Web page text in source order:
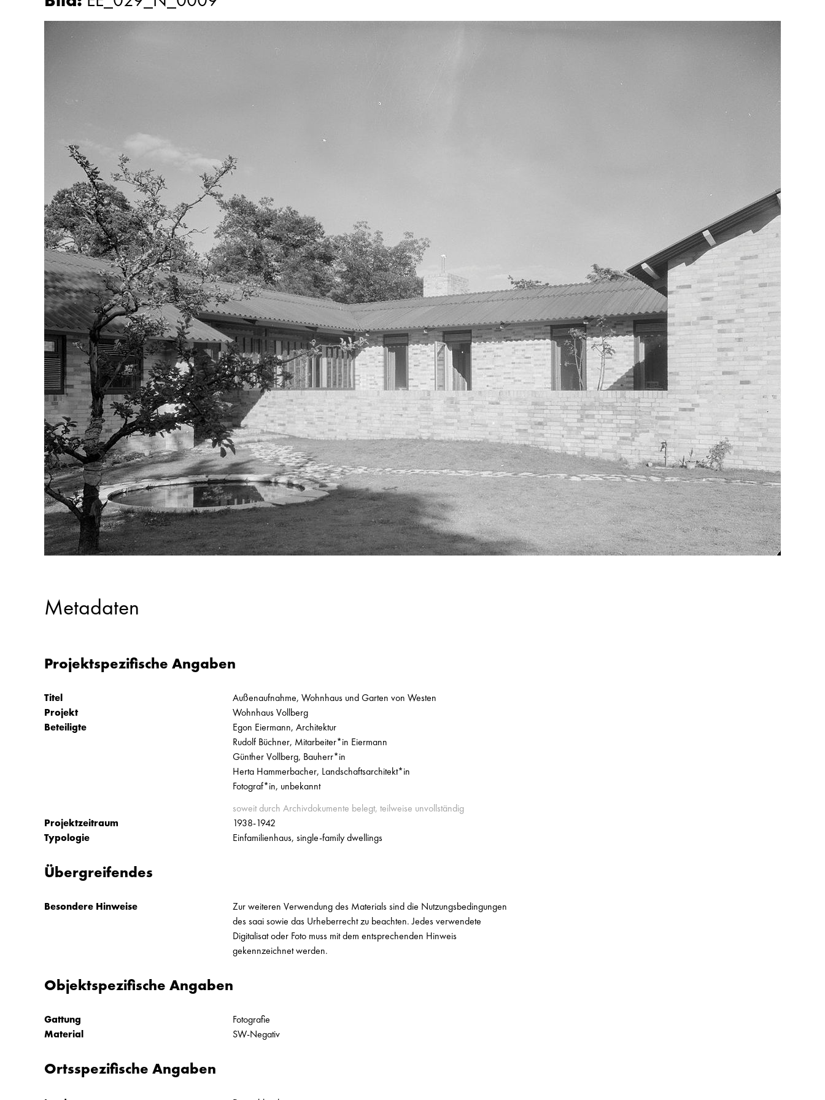
Metadaten
Projektspezifische Angaben
Titel
Außenaufnahme, Wohnhaus und Garten von Westen
Projekt
Wohnhaus Vollberg
Beteiligte
Egon Eiermann, Architektur
Rudolf Büchner, Mitarbeiter*in Eiermann
Günther Vollberg, Bauherr*in
Herta Hammerbacher, Landschaftsarchitekt*in
Fotograf*in, unbekannt
soweit durch Archivdokumente belegt, teilweise unvollständig
Projektzeitraum
1938-1942
Typologie
Einfamilienhaus, single-family dwellings
Übergreifendes
Besondere Hinweise
Zur weiteren Verwendung des Materials sind die Nutzungsbedingungen
des saai sowie das Urheberrecht zu beachten. Jedes verwendete
Digitalisat oder Foto muss mit dem entsprechenden Hinweis
gekennzeichnet werden.
Objektspezifische Angaben
Gattung
Fotografie
Material
SW-Negativ
Ortsspezifische Angaben